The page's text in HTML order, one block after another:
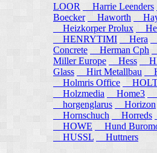
LOOR
Harrie Leenders
Boecker
Haworth
Heizkorper Prolux
HENRYTIMI
Hera
Concrete
Herman Cph
Miller Europe
Hess
Glass
Hirt Metallbau
Holmris Office
Holzmedia
Home3
horgenglarus
Horizon
Hornschuch
Horreds
HOWE
Hund
HUSSL
Huttners